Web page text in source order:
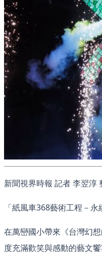
新聞視界時報 記者 李翌淳
「紙風車368藝術工程－永
在萬巒國小帶來《台灣幻
度充滿歡笑與感動的藝文饗